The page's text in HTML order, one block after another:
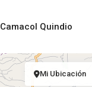
Camacol Quindio
Mi Ubicación